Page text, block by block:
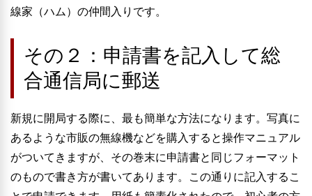
線家（ハム）の仲間入りです。
その２：申請書を記入して総
合通信局に郵送
新規に開局する際に、最も簡単な方法になります。写真に
あるような市販の無線機などを購入すると操作マニュアル
がついてきますが、その巻末に申請書と同じフォーマット
のもので書き方が書いてあります。この通りに記入するこ